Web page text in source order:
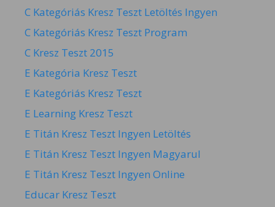
C Kategóriás Kresz Teszt Letöltés Ingyen
C Kategóriás Kresz Teszt Program
C Kresz Teszt 2015
E Kategória Kresz Teszt
E Kategóriás Kresz Teszt
E Learning Kresz Teszt
E Titán Kresz Teszt Ingyen Letöltés
E Titán Kresz Teszt Ingyen Magyarul
E Titán Kresz Teszt Ingyen Online
Educar Kresz Teszt